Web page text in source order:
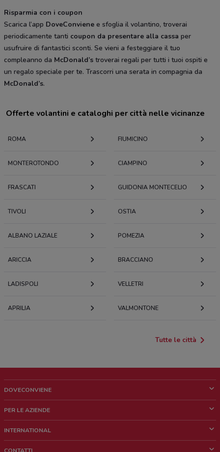
Risparmia con i coupon
Scarica l’app DoveConviene e sfoglia il volantino, troverai
periodicamente tanti coupon da presentare alla cassa per
usufruire di fantastici sconti. Se vieni a festeggiare il tuo
compleanno da McDonald’s troverai regali per tutti i tuoi ospiti e
un regalo speciale per te. Trascorri una serata in compagnia da
McDonald’s.
Offerte volantini e cataloghi per città nelle vicinanze
ROMA FIUMICINO
MONTEROTONDO CIAMPINO
FRASCATI GUIDONIA MONTECELIO
TIVOLI OSTIA
ALBANO LAZIALE POMEZIA
ARICCIA BRACCIANO
LADISPOLI VELLETRI
APRILIA VALMONTONE
Tutte le città
DOVECONVIENE
Chi siamo
PER LE AZIENDE
Richieste commerciali e marketing
INTERNATIONAL